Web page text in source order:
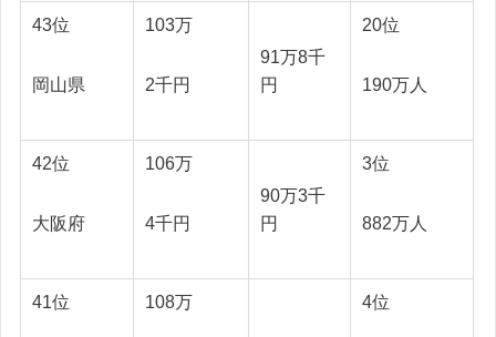
43位
岡山県
103万
2千円
91万8千
円
20位
190万人
42位
大阪府
106万
4千円
90万3千
円
3位
882万人
41位 108万 4位